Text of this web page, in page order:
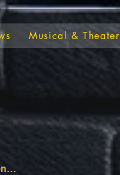
Musical & Theater